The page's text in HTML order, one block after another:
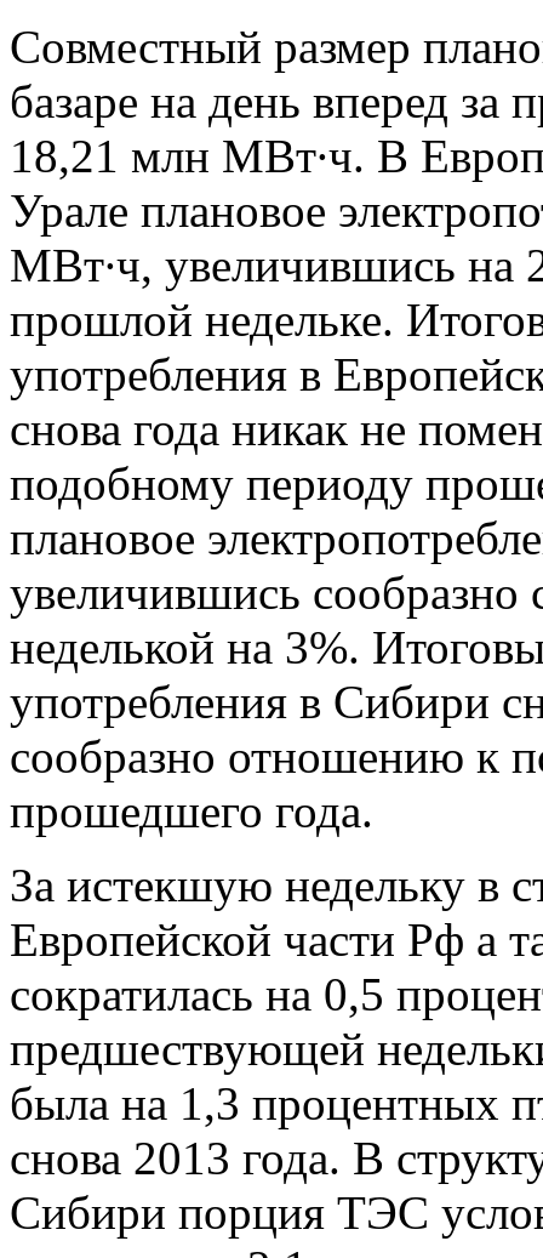
Совместный размер
базаре на день вперед
18,21 млн МВт∙ч. В
Урале плановое
МВт∙ч, увеличившись на
прошлой недельке.
употребления в
снова года никак не
подобному периоду
плановое
увеличившись
неделькой на 3%.
употребления в Сибири
сообразно отношению к
прошедшего года.
За истекшую недельку в
Европейской части Рф а
сократилась на 0,5
предшествующей
была на 1,3 процентных
снова 2013 года. В
Сибири порция ТЭС